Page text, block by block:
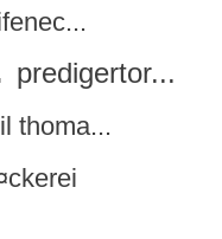
predigertor...
thoma...